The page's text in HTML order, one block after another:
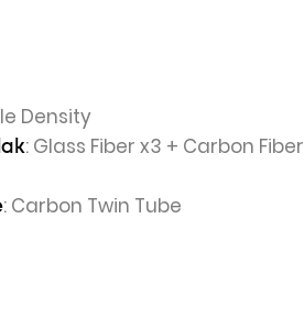
Density
: Glass Fiber x3 + Carbon Fiber
: Carbon Twin Tube